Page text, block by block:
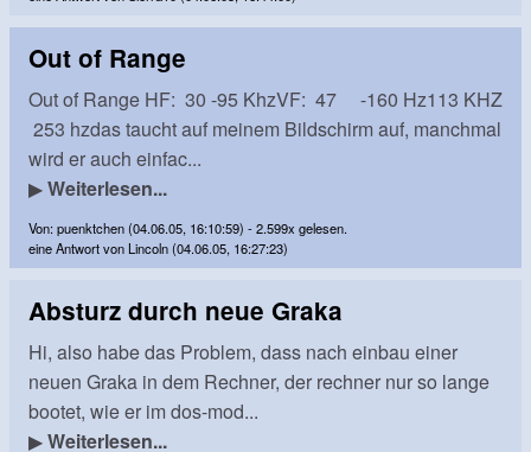
Out of Range
Out of Range HF: 30 -95 KhzVF: 47 -160 Hz113 KHZ
253 hzdas taucht auf meinem Bildschirm auf, manchmal
wird er auch einfac...
▶Weiterlesen...
Von: puenktchen (04.06.05, 16:10:59) - 2.599x gelesen.
eine Antwort von Lincoln (04.06.05, 16:27:23)
Absturz durch neue Graka
Hi, also habe das Problem, dass nach einbau einer
neuen Graka in dem Rechner, der rechner nur so lange
bootet, wie er im dos-mod...
▶Weiterlesen...